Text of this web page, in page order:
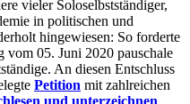
vieler Soloselbstständiger,
in politischen und
hingewiesen: So forderte
vom 05. Juni 2020 pauschale
An diesen Entschluss
Petition mit zahlreichen
und unterzeichnen